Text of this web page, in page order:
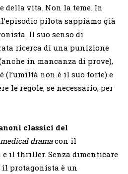
della vita. Non la teme. In
pilota sappiamo già
Il suo senso di
ricerca di una punizione
in mancanza di prove),
(l’umiltà non è il suo forte) e
le regole, se necessario, per
classici del
medical dramacon il
e il thriller. Senza dimenticare
il protagonista è un